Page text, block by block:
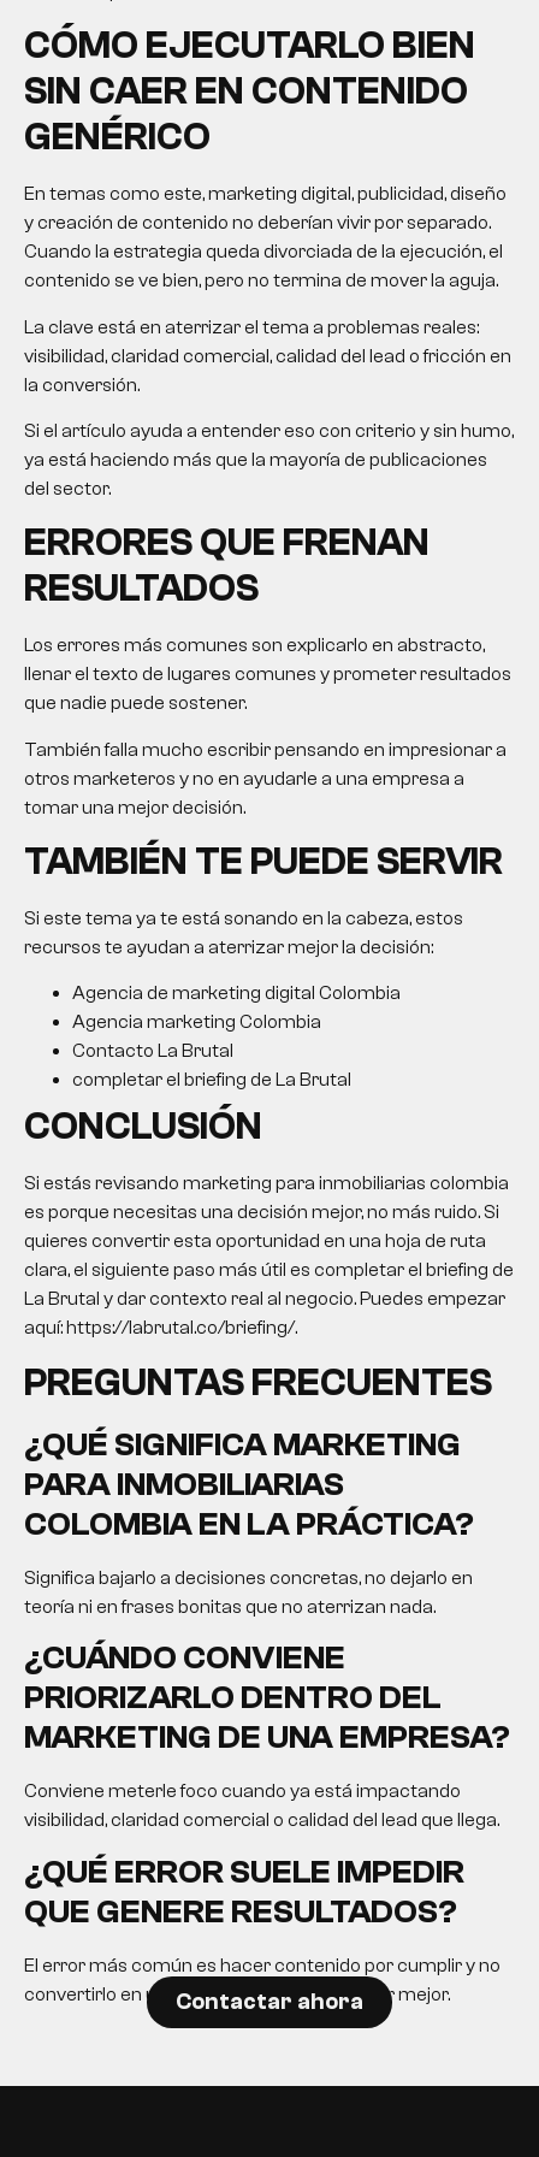
CÓMO EJECUTARLO BIEN
SIN CAER EN CONTENIDO
GENÉRICO
En temas como este, marketing digital, publicidad, diseño
y creación de contenido no deberían vivir por separado.
Cuando la estrategia queda divorciada de la ejecución, el
contenido se ve bien, pero no termina de mover la aguja.
La clave está en aterrizar el tema a problemas reales:
visibilidad, claridad comercial, calidad del lead o fricción en
la conversión.
Si el artículo ayuda a entender eso con criterio y sin humo,
ya está haciendo más que la mayoría de publicaciones
del sector.
ERRORES QUE FRENAN
RESULTADOS
Los errores más comunes son explicarlo en abstracto,
llenar el texto de lugares comunes y prometer resultados
que nadie puede sostener.
También falla mucho escribir pensando en impresionar a
otros marketeros y no en ayudarle a una empresa a
tomar una mejor decisión.
TAMBIÉN TE PUEDE SERVIR
Si este tema ya te está sonando en la cabeza, estos
recursos te ayudan a aterrizar mejor la decisión:
Agencia de marketing digital Colombia
Agencia marketing Colombia
Contacto La Brutal
completar el briefing de La Brutal
CONCLUSIÓN
Si estás revisando marketing para inmobiliarias colombia
es porque necesitas una decisión mejor, no más ruido. Si
quieres convertir esta oportunidad en una hoja de ruta
clara, el siguiente paso más útil es completar el briefing de
La Brutal y dar contexto real al negocio. Puedes empezar
aquí: https://labrutal.co/briefing/.
PREGUNTAS FRECUENTES
¿QUÉ SIGNIFICAMARKETING
PARA INMOBILIARIAS
COLOMBIAEN LA PRÁCTICA?
Significa bajarlo a decisiones concretas, no dejarlo en
teoría ni en frases bonitas que no aterrizan nada.
¿CUÁNDO CONVIENE
PRIORIZARLO DENTRO DEL
MARKETING DE UNA EMPRESA?
Conviene meterle foco cuando ya está impactando
visibilidad, claridad comercial o calidad del lead que llega.
¿QUÉ ERROR SUELE IMPEDIR
QUE GENERE RESULTADOS?
El error más común es hacer contenido por cumplir y no
convertirlo en una herramienta para decidir mejor.
Contactar ahora